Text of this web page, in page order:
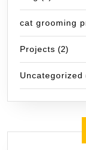
cat grooming
Projects (2)
Uncategorized